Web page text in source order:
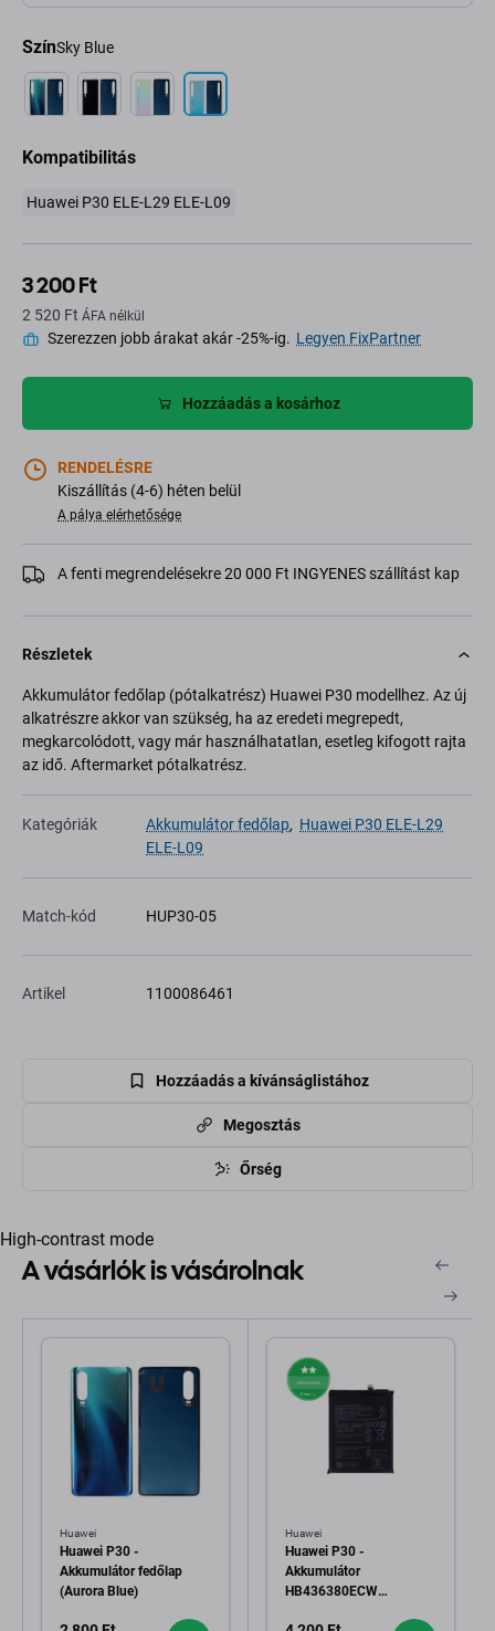
SzínSky Blue
Kompatibilitás
Huawei P30 ELE-L29 ELE-L09
3 200 Ft
2 520 Ft ÁFA nélkül
Szerezzen jobb árakat akár -25%-ig. Legyen FixPartner
Hozzáadás a kosárhoz
RENDELÉSRE
Kiszállítás (4-6) héten belül
A pálya elérhetősége
A fenti megrendelésekre 20 000 Ft INGYENES szállítást kap
Részletek
Akkumulátor fedőlap (pótalkatrész) Huawei P30 modellhez. Az új
alkatrészre akkor van szükség, ha az eredeti megrepedt,
megkarcolódott, vagy már használhatatlan, esetleg kifogott rajta
az idő. Aftermarket pótalkatrész.
Kategóriák Akkumulátor fedőlap, Huawei P30 ELE-L29
ELE-L09
Match-kód HUP30-05
Artikel 1100086461
Hozzáadás a kívánságlistához
Megosztás
Őrség
High-contrast mode
A vásárlók is vásárolnak
Huawei
Huawei P30 -
Akkumulátor fedőlap
(Aurora Blue)
Huawei
Huawei P30 -
Akkumulátor
HB436380ECW